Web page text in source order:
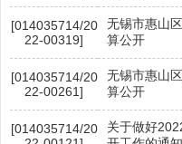
[014035714/20
22-00319]
无锡市惠山
算公开
[014035714/20
22-00261]
无锡市惠山
算公开
[014035714/20
关于做好